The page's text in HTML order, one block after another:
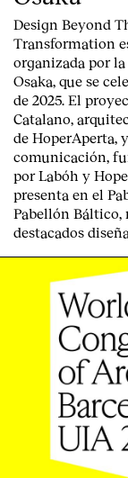
Design Beyond
Transformation
organizada por la
Osaka, que se
de 2025. El
Catalano,
de HoperAperta, y
comunicación,
porLabóh y
presenta en el
Pabellón Báltico,
destacados